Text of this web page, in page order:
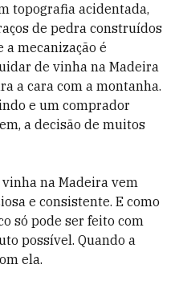
topografia acidentada,
de pedra construídos
a mecanização é
de vinha na Madeira
a cara com a montanha.
e um comprador
a decisão de muitos
na Madeira vem
e consistente. E como
só pode ser feito com
possível. Quando a
ela.